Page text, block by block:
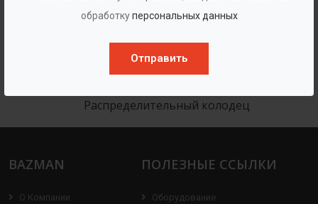
обработкуперсональных данных
Отправить
Распределительный колодец
BAZMAN
О Компании
ПОЛЕЗНЫЕ ССЫЛКИ
Оборудование